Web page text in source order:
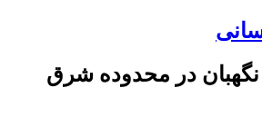
نگهبان در محدوده شرق